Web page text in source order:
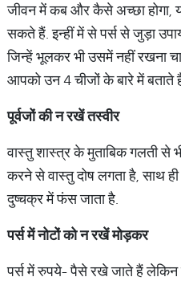
जीवन में कब और कैसे अच्छा होगा,
सकते हैं. इन्हीं में से पर्स से जुड़ा
जिन्हें भूलकर भी उसमें नहीं रखना
आपको उन 4 चीजों के बारे में बताते
पूर्वजोंकीनरखेंतस्वीर
वास्तु शास्त्र के मुताबिक गलती से
करने से वास्तु दोष लगता है, साथ
दुष्चक्र में फंस जाता है.
पर्समेंनोटोंकोनरखेंमोड़कर
पर्स में रुपये- पैसे रखे जाते हैं लेकिन